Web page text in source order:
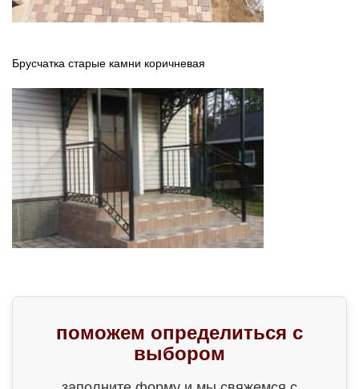
Брусчатка старые камни коричневая
поможем определиться с
выбором